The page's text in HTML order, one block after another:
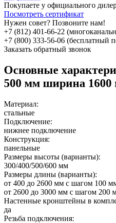
Покупаете у официального
Посмотреть сертификат
Нужен совет? Позвоните нам!
+7 (812) 401-66-22
+7 (800) 333-56-06 (бесплатный
Заказать обратный звонок
Основные
500 мм ширина
Материал:
стальные
Подключение:
нижнее подключение
Конструкция:
панельные
Размеры высоты (варианты):
300/400/500/600 мм
Размеры длины (варианты):
от 400 до 2600 мм с шагом 100
от 2600 до 3000 мм с шагом 200
Настенные кронштейны в
да
Резьба подключения: